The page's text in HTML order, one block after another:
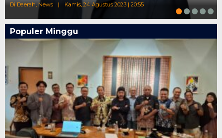
Di Daerah, News | Kamis, 24 Agustus 2023 | 20:55
Populer Minggu